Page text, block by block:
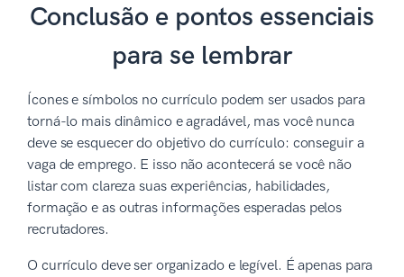
Conclusão e pontos essenciais
para se lembrar
Ícones e símbolos no currículo podem ser usados para
torná-lo mais dinâmico e agradável, mas você nunca
deve se esquecer do objetivo do currículo: conseguir a
vaga de emprego. E isso não acontecerá se você não
listar com clareza suas experiências, habilidades,
formação e as outras informações esperadas pelos
recrutadores.
O currículo deve ser organizado e legível. É apenas para